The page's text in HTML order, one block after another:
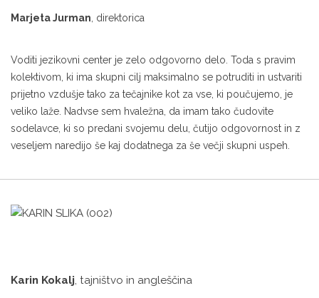
Marjeta Jurman , direktorica
Voditi jezikovni center je zelo odgovorno delo. Toda s pravim
kolektivom, ki ima skupni cilj maksimalno se potruditi in ustvariti
prijetno vzdušje tako za tečajnike kot za vse, ki poučujemo, je
veliko laže. Nadvse sem hvaležna, da imam tako čudovite
sodelavce, ki so predani svojemu delu, čutijo odgovornost in z
veseljem naredijo še kaj dodatnega za še večji skupni uspeh.
Karin Kokalj, tajništvo in angleščina